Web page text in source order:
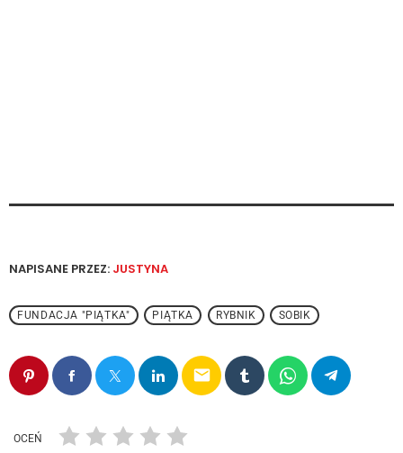
NAPISANE PRZEZ: JUSTYNA
FUNDACJA "PIĄTKA" PIĄTKA RYBNIK SOBIK
email
OCEŃ